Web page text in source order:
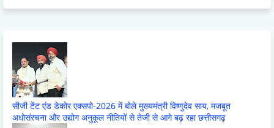
सीजी टेंट एंड डेकोर एक्सपो-2026 में बोले मुख्यमंत्री विष्णुदेव साय, मजबूत
अधोसंरचना और उद्योग अनुकूल नीतियों से तेजी से आगे बढ़ रहा छत्तीसगढ़